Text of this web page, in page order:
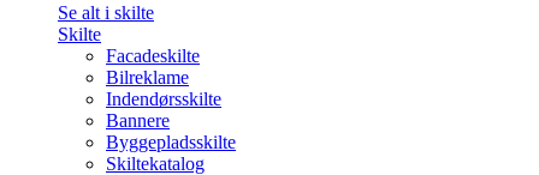
Se alt i skilte
Skilte
Facadeskilte
Bilreklame
Indendørsskilte
Bannere
Byggepladsskilte
Skiltekatalog